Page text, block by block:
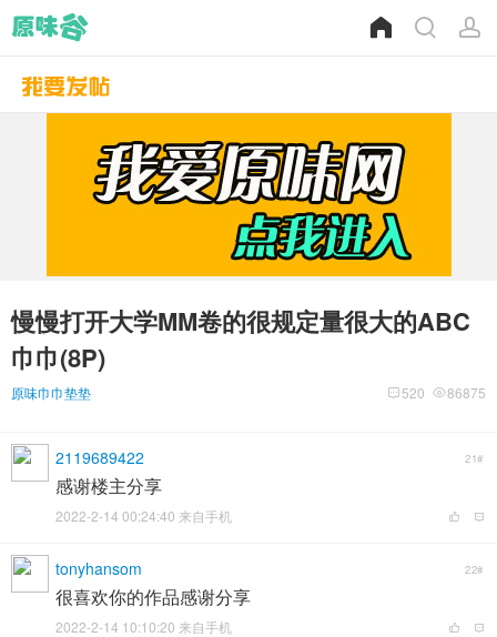
慢慢打开大学MM卷的很规定量很大的ABC
巾巾(8P)
原味巾巾垫垫 86875
520
2119689422 21#
感谢楼主分享
2022-2-14 00:24:40 来自手机
tonyhansom 22#
很喜欢你的作品感谢分享
2022-2-14 10:10:20 来自手机